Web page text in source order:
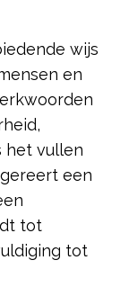
wijs
en
het vullen
een
tot
tot